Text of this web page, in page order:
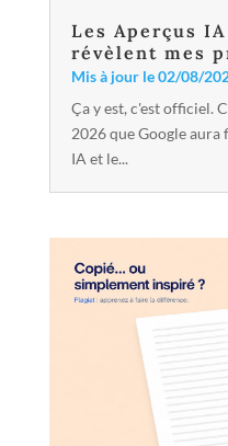
Les Aperçus
révèlent mes
Mis à jour le 02/08/
Ça y est, c'est officiel.
2026 que Google
IA et le...